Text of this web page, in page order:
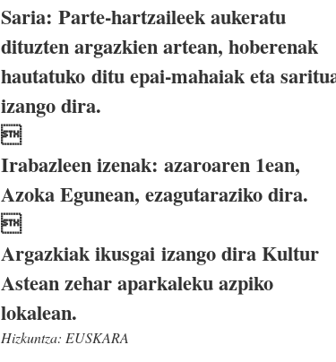
Saria: Parte-hartzaileek aukeratu
dituzten argazkien artean, hoberenak
hautatuko ditu epai-mahaiak eta
izango dira.

Irabazleen izenak: azaroaren 1ean,
Azoka Egunean, ezagutaraziko dira.

Argazkiak ikusgai izango dira Kultur
Astean zehar aparkaleku azpiko
lokalean.
Hizkuntza: EUSKARA